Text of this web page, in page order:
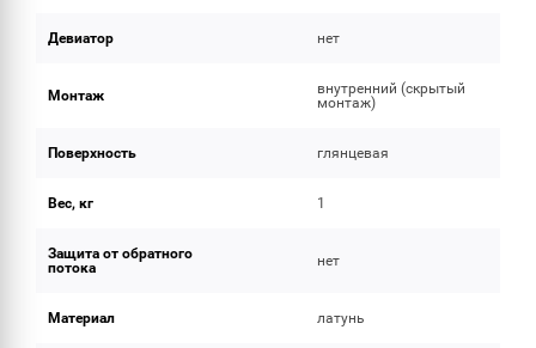
Девиатор нет
Монтаж
внутренний (скрытый
монтаж)
Поверхность глянцевая
Вес, кг 1
Защита от обратного
потока
нет
Материал латунь